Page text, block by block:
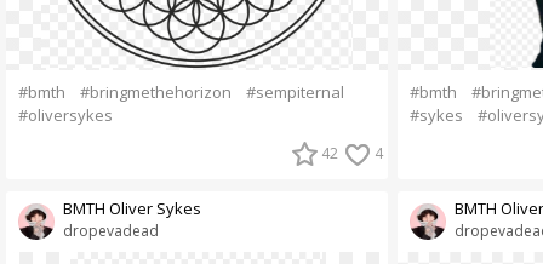
#bmth #bringmethehorizon
#sempiternal
#oliversykes
42 4
dropevadead
BMTH Oliver Sykes
#bmth
#sykes
BMTH